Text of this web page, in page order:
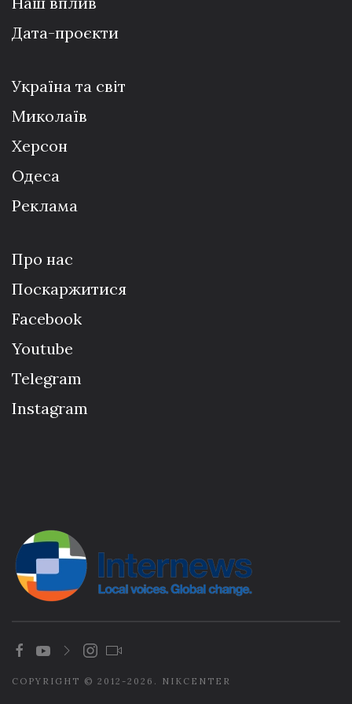
Дата-проєкти
Україна та світ
Миколаїв
Херсон
Одеса
Реклама
Про нас
Поскаржитися
Facebook
Youtube
Telegram
Instagram
COPYRIGHT © 2012-2026. NIKCENTER